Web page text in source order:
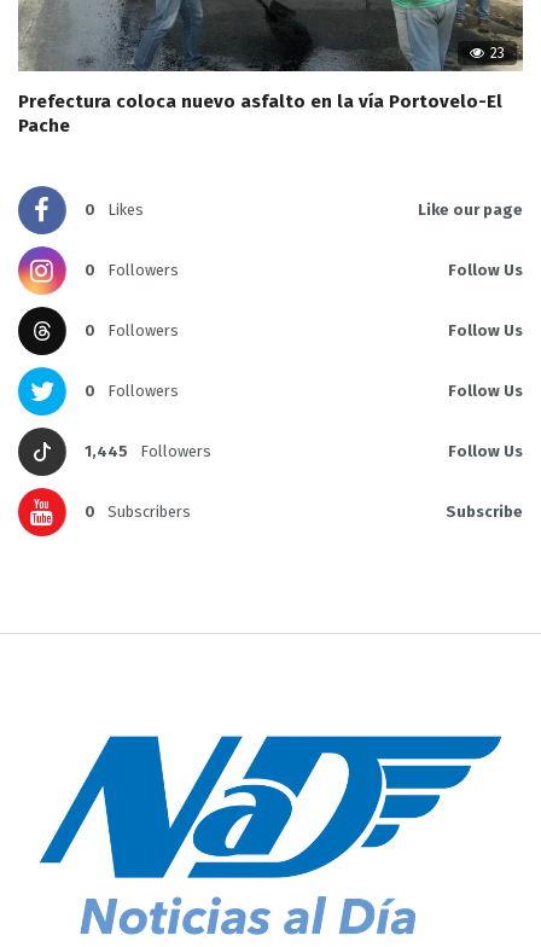
23
Prefectura coloca nuevo asfalto en la vía Portovelo-El
Pache
0 Likes Like our page
0 Followers Follow Us
0 Followers Follow Us
0 Followers Follow Us
1,445 Followers Follow Us
0 Subscribers Subscribe